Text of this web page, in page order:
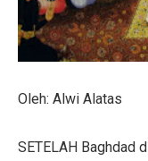
Oleh: Alwi Alatas
SETELAH Baghdad